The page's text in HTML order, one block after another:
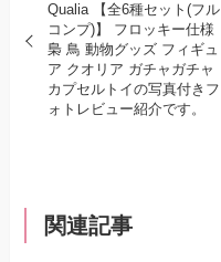
Qualia 【全6種セット(フル
コンプ)】 フロッキー仕様
梟 鳥 動物グッズ フィギュ
ア クオリア ガチャガチャ
カプセルトイの写真付きフ
ォトレビュー紹介です。
関連記事